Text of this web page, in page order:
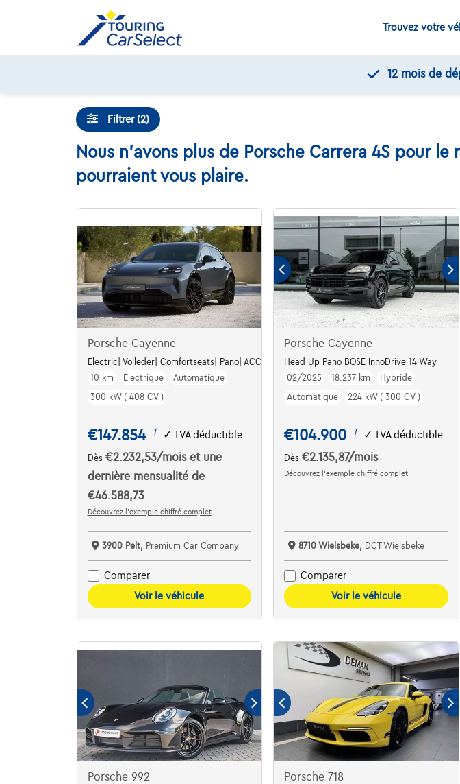
Trouvez votre
12 mois de
Filtrer (2)
Nous n'avons plus de Porsche Carrera 4S pour
pourraient vous plaire.
Porsche Cayenne
Electric| Volleder| Comfortseats| Pano| ACC| FULL
10 km
Electrique
Automatique
300 kW ( 408 CV )
€147.854 1 ✓ TVA déductible
Dès €2.232,53/mois et une
dernière mensualité de
€46.588,73
Découvrez l’exemple chiffré complet
3900 Pelt, Premium Car Company
Comparer
Voir le véhicule
Porsche Cayenne
Head Up Pano BOSE InnoDrive 14 Way
02/2025
18.237 km
Hybride
Automatique
224 kW ( 300 CV )
€104.900 1 ✓TVA déductible
Dès€2.135,87/mois
Découvrez l’exemple chiffré complet
8710 Wielsbeke, DCT Wielsbeke
Comparer
Voir le véhicule
Porsche 992 Porsche 718